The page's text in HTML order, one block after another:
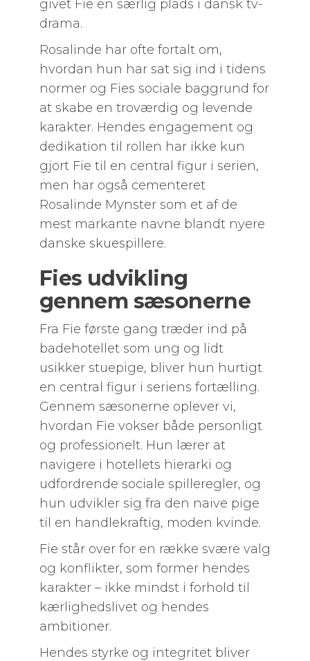
givet Fie en særlig plads i dansk tv-
drama.
Rosalinde har ofte fortalt om,
hvordan hun har sat sig ind i tidens
normer og Fies sociale baggrund for
at skabe en troværdig og levende
karakter. Hendes engagement og
dedikation til rollen har ikke kun
gjort Fie til en central figur i serien,
men har også cementeret
Rosalinde Mynster som et af de
mest markante navne blandt nyere
danske skuespillere.
Fies udvikling
gennem sæsonerne
Fra Fie første gang træder ind på
badehotellet som ung og lidt
usikker stuepige, bliver hun hurtigt
en central figur i seriens fortælling.
Gennem sæsonerne oplever vi,
hvordan Fie vokser både personligt
og professionelt. Hun lærer at
navigere i hotellets hierarki og
udfordrende sociale spilleregler, og
hun udvikler sig fra den naive pige
til en handlekraftig, moden kvinde.
Fie står over for en række svære valg
og konflikter, som former hendes
karakter – ikke mindst i forhold til
kærlighedslivet og hendes
ambitioner.
Hendes styrke og integritet bliver